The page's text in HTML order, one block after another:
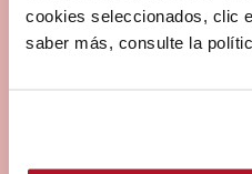
cookies seleccionados, clic
saber más, consulte la